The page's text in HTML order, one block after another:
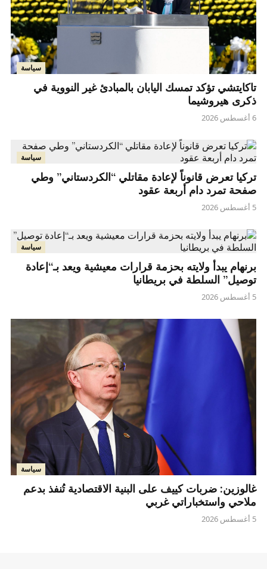
سياسة
تاكايتشي تؤكد تمسك اليابان بالمبادئ غير النووية في
ذكرى هيروشيما
6 أغسطس 2026
سياسة
تركيا تعرض قانوناً لإعادة مقاتلي “الكردستاني” وطي
صفحة تمرد دام أربعة عقود
5 أغسطس 2026
سياسة
برنهام يبدأ ولايته بحزمة قرارات معيشية ويعد بـ“إعادة
توصيل” السلطة في بريطانيا
5 أغسطس 2026
سياسة
غالوزين: ضربات كييف على البنية الاقتصادية تُنفذ بدعم
ملاحي واستخباراتي غربي
5 أغسطس 2026